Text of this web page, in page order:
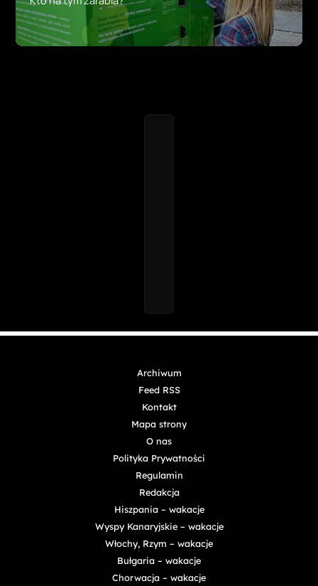
Archiwum
Feed RSS
Kontakt
Mapa strony
O nas
Polityka Prywatności
Regulamin
Redakcja
Hiszpania – wakacje
Wyspy Kanaryjskie – wakacje
Włochy, Rzym – wakacje
Bułgaria – wakacje
Chorwacja – wakacje